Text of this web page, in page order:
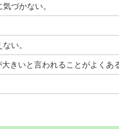
づかない。
い。
きいと言われることがよくある